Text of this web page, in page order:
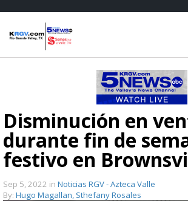
Disminución en
durante fin de
festivo en
Sep 5, 2022 in Noticias RGV - Azteca Valle
By: Hugo Magallan, Sthefany Rosales